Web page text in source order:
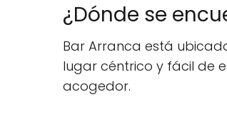
¿Dónde se
Bar Arranca está
lugar céntrico y fácil de
acogedor.